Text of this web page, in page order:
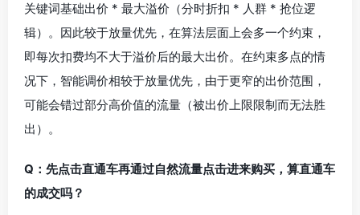
关键词基础出价 * 最大溢价（分时折扣 * 人群 * 抢位逻
辑）。因此较于放量优先，在算法层面上会多一个约束，
即每次扣费均不大于溢价后的最大出价。在约束多点的情
况下，智能调价相较于放量优先，由于更窄的出价范围，
可能会错过部分高价值的流量（被出价上限限制而无法胜
出）。
Q：先点击直通车再通过自然流量点击进来购买，算直通车
的成交吗？